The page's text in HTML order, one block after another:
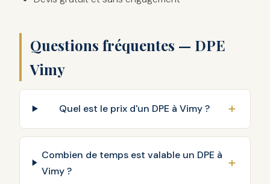
Questions fréquentes — DPE
Vimy
Quel est le prix d'un DPE à Vimy ?
Combien de temps est valable un DPE à
Vimy ?